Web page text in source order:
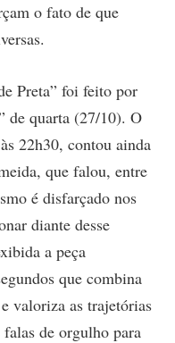
o fato de que
Preta” foi feito por
de quarta (27/10). O
22h30, contou ainda
que falou, entre
é disfarçado nos
diante desse
a peça
que combina
valoriza as trajetórias
falas de orgulho para